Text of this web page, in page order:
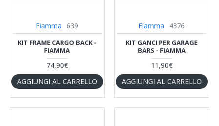
Fiamma 639
KIT FRAME CARGO BACK -
FIAMMA
74,90€
AGGIUNGI AL CARRELLO
Fiamma 4376
KIT GANCI PER GARAGE
BARS - FIAMMA
11,90€
AGGIUNGI AL CARRELLO